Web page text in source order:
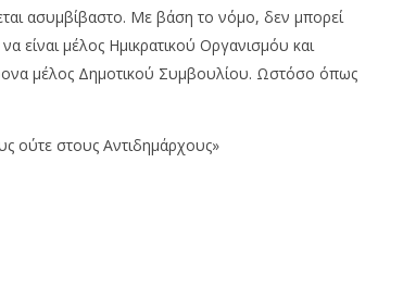
ασυμβίβαστο. Με βάση το νόμο, δεν μπορεί
είναι μέλος Ημικρατικού Οργανισμόυ και
μέλος Δημοτικού Συμβουλίου. Ωστόσο όπως
ούτε στους Αντιδημάρχους»